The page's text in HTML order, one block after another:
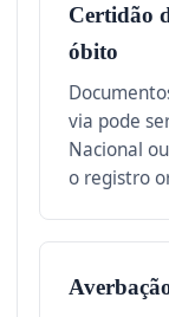
Certidão
óbito
via pode
Nacional
o registro